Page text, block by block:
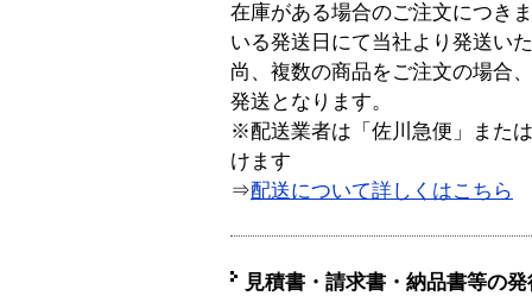
在庫がある場合のご注文につき
いる発送日にて当社より発送い
尚、複数の商品をご注文の場合
発送となります。
※配送業者は「佐川急便」また
けます
⇒配送について詳しくはこちら
見積書・請求書・納品書等の